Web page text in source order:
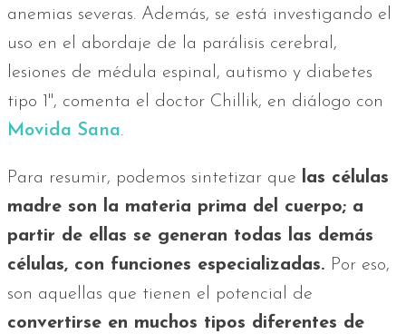
anemias severas. Además, se está investigando el
uso en el abordaje de la parálisis cerebral,
lesiones de médula espinal, autismo y diabetes
tipo 1", comenta el doctor Chillik, en diálogo con
Movida Sana.
Para resumir, podemos sintetizar que las células
madre son la materia prima del cuerpo; a
partir de ellas se generan todas las demás
células, con funciones especializadas. Por eso,
son aquellas que tienen el potencial de
convertirse en muchos tipos diferentes de